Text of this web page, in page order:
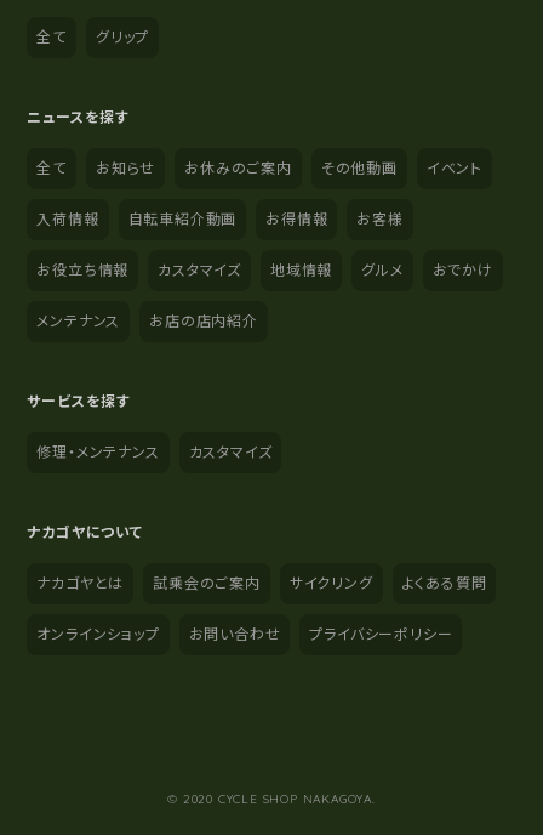
全て グリップ
ニュースを探す
全て お知らせ お休みのご案内 その他動画 イベント
入荷情報 自転車紹介動画 お得情報 お客様
お役立ち情報 カスタマイズ 地域情報 グルメ おでかけ
メンテナンス お店の店内紹介
サービスを探す
修理・メンテナンス カスタマイズ
ナカゴヤについて
ナカゴヤとは 試乗会のご案内 サイクリング よくある質問
オンラインショップ お問い合わせ プライバシーポリシー
© 2020 CYCLE SHOP NAKAGOYA.